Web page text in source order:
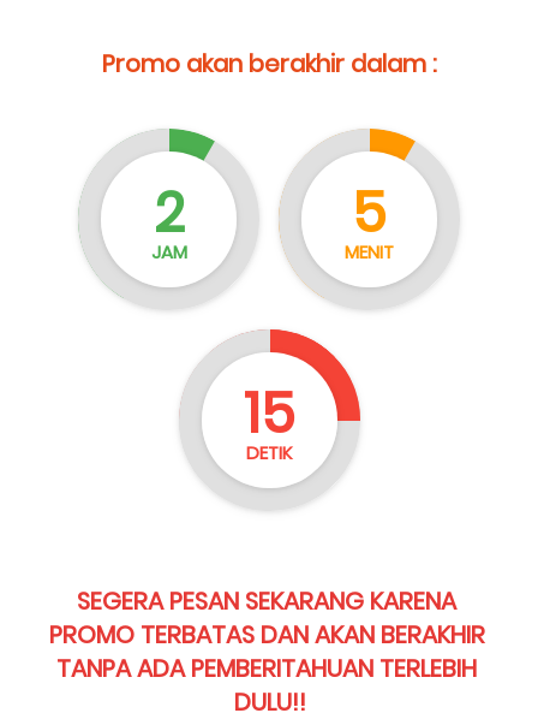
Promo akan berakhir dalam :
2
JAM
5
MENIT
15
DETIK
SEGERA PESAN SEKARANG KARENA
PROMO TERBATAS DAN AKAN BERAKHIR
TANPA ADA PEMBERITAHUAN TERLEBIH
DULU!!